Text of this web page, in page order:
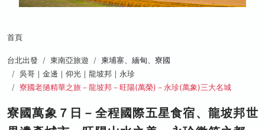
首頁
台北出發 東南亞旅遊
柬埔寨、緬甸、寮國
吳哥｜金邊｜仰光｜龍坡邦｜永珍
寮國老撾精華之旅－龍坡邦－旺陽(萬榮)－永珍(萬象)三大名城
寮國萬象７日－全程國際五星食宿、龍坡邦世